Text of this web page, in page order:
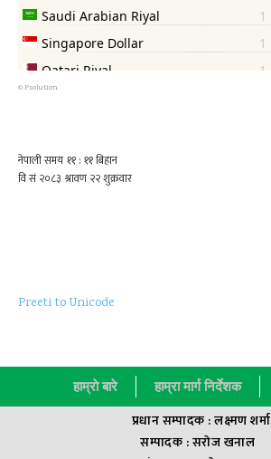
© Psolution
Preeti to Unicode
हाम्राे बारे हाम्रा मार्ग निर्देशक
प्रधान सम्पादक : लक्ष्मण शर्मा
सम्पादक : सराेज खनाल